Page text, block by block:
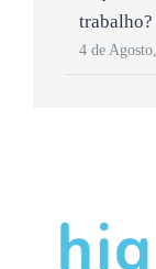
trabalho?
4 de